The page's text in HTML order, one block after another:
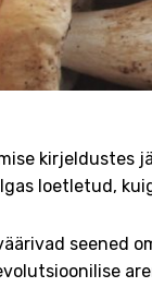
kirjeldustes
loetletud,
seened